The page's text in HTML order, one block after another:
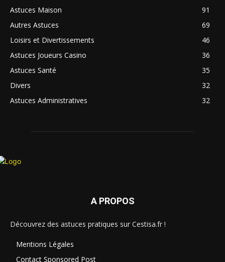
Astuces Maison
91
Autres Astuces
69
Loisirs et Divertissements
46
Astuces Joueurs Casino
36
Astuces Santé
35
Divers
32
Astuces Administratives
32
A PROPOS
Découvrez des astuces pratiques sur Cestisa.fr !
Mentions Légales
Contact Sponsored Post